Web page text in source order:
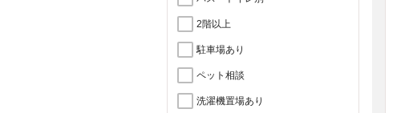
2階以上
駐車場あり
ペット相談
洗濯機置場あり